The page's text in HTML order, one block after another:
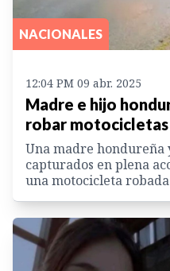
NACIONALES
12:04 PM 09 abr. 2025
Madre e hijo
robar motocicletas
Una madre hondureña
capturados en plena
una motocicleta